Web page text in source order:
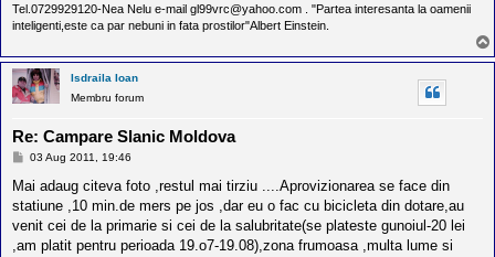
Tel.0729929120-Nea Nelu e-mail gl99vrc@yahoo.com . "Partea interesanta la oamenii
inteligenti,este ca par nebuni in fata prostilor"Albert Einstein.
Isdraila Ioan
Membru forum
Re: Campare Slanic Moldova
M
s
j
03 Aug 2011, 19:46
Mai adaug citeva foto ,restul mai tirziu ....Aprovizionarea se face din
statiune ,10 min.de mers pe jos ,dar eu o fac cu bicicleta din dotare,au
venit cei de la primarie si cei de la salubritate(se plateste gunoiul-20 lei
,am platit pentru perioada 19.o7-19.08),zona frumoasa ,multa lume si